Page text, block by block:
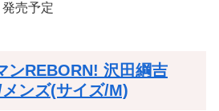
売予定
ンREBORN! 沢田綱吉
ンズ(サイズ/M)